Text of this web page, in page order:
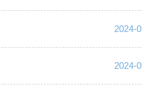
2024-
2024-